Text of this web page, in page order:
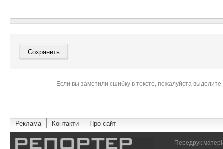
Если вы заметили ошибку в тексте, пожалуйста
Реклама Контакти Про сайт
Передрук